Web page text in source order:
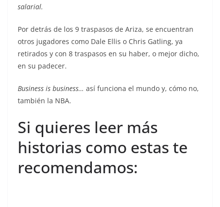
salarial.
Por detrás de los 9 traspasos de Ariza, se encuentran
otros jugadores como Dale Ellis o Chris Gatling, ya
retirados y con 8 traspasos en su haber, o mejor dicho,
en su padecer.
Business is business… así funciona el mundo y, cómo no,
también la NBA.
Si quieres leer más
historias como estas te
recomendamos: